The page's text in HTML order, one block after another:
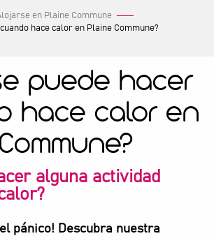
en Plaine Commune
hace calor en Plaine Commune?
puede hacer
hace calor en
alguna actividad
el pánico! Descubra nuestra